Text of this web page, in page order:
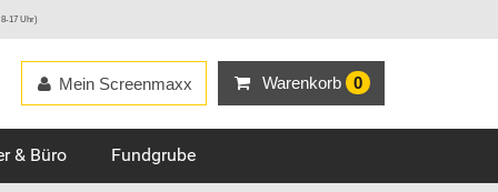
17 Uhr)
Warenkorb 0
Mein Screenmaxx
& Büro Fundgrube